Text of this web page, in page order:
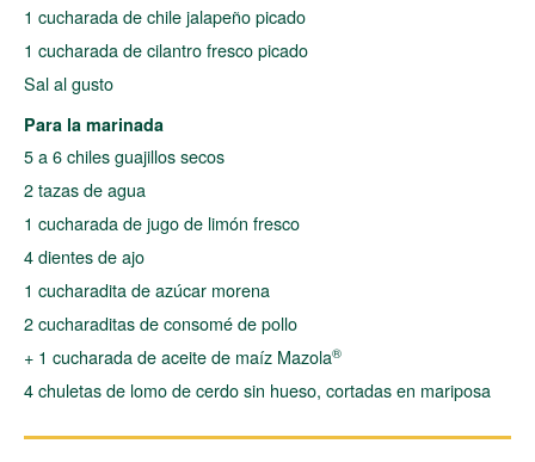
1 cucharada de chile jalapeño picado
1 cucharada de cilantro fresco picado
Sal al gusto
Para la marinada
5 a 6 chiles guajillos secos
2 tazas de agua
1 cucharada de jugo de limón fresco
4 dientes de ajo
1 cucharadita de azúcar morena
2 cucharaditas de consomé de pollo
+ 1 cucharada de aceite de maíz Mazola®
4 chuletas de lomo de cerdo sin hueso, cortadas en mariposa